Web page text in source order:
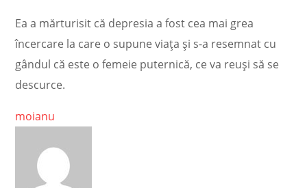
Ea a mărturisit că depresia a fost cea mai grea
încercare la care o supune viața și s-a resemnat cu
gândul că este o femeie puternică, ce va reuși să se
descurce.
moianu